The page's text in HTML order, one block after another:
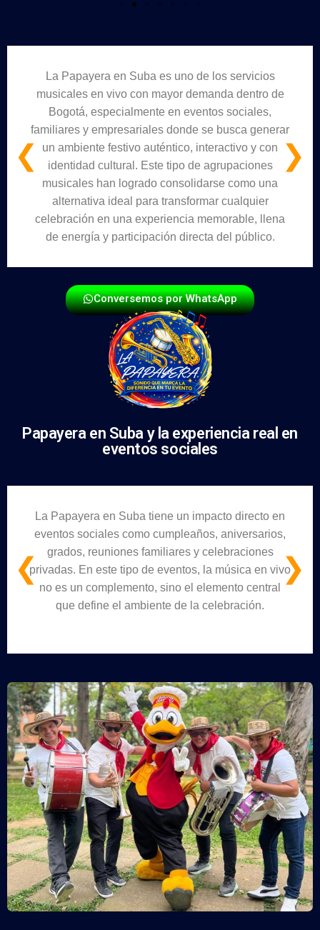
❮
La Papayera en Suba es uno de los servicios
musicales en vivo con mayor demanda dentro de
Bogotá, especialmente en eventos sociales,
familiares y empresariales donde se busca generar
un ambiente festivo auténtico, interactivo y con
identidad cultural. Este tipo de agrupaciones
musicales han logrado consolidarse como una
alternativa ideal para transformar cualquier
celebración en una experiencia memorable, llena
de energía y participación directa del público.
❯
Conversemos por WhatsApp
Papayera en Suba y la experiencia real en
eventos sociales
❮
La Papayera en Suba tiene un impacto directo en
eventos sociales como cumpleaños, aniversarios,
grados, reuniones familiares y celebraciones
privadas. En este tipo de eventos, la música en vivo
no es un complemento, sino el elemento central
que define el ambiente de la celebración.
❯